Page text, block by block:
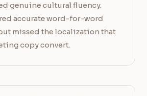
genuine cultural fluency.
accurate word-for-word
missed the localization that
copy convert.